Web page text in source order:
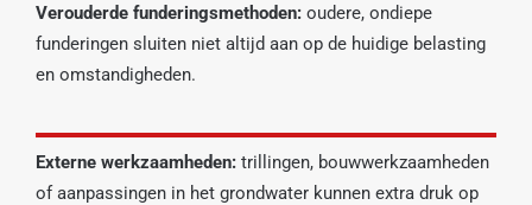
Verouderde funderingsmethoden: oudere, ondiepe
funderingen sluiten niet altijd aan op de huidige belasting
en omstandigheden.
Externe werkzaamheden: trillingen, bouwwerkzaamheden
of aanpassingen in het grondwater kunnen extra druk op